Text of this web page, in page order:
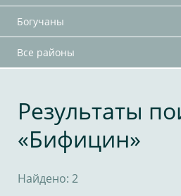
Богучаны
Все районы
Результаты
«Бифицин»
Найдено: 2